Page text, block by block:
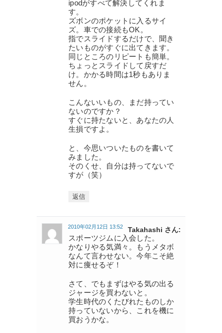
ipodがすべて解決してくれま
す。
ズボンのポケットに入るサイ
ズ。車での接続もOK。
指でスライドするだけで、聞き
たいものがすぐに出てきます。
同じところのリピートも簡単。
ちょっとスライドして戻すだ
け。かかる時間は1秒もありま
せん。
こんないいもの、まだ持ってい
ないのですか？
すぐに持たないと、あなたの人
生損ですよ。
と、今思いついたものを書いて
みました。
そのくせ、自分は持ってないで
すが（笑）
返信
Takahashi さん:
2010年02月12日 13:52
スポーツジムに入会した。
かなりやる気満々。もうメタボ
なんて言わせない。今年こそ絶
対に痩せるぞ！
さて、でもまずはやる気の出る
ジャージを買わないと。
学生時代のくたびれたものしか
持っていないから、これを機に
買おうかな。